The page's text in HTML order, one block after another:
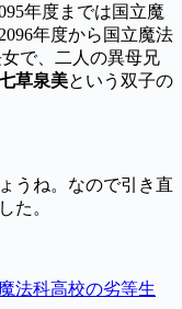
年度までは国立魔
年度から国立魔法
で、二人の異母兄
草泉美という双子の
うね。なので引き直
た。